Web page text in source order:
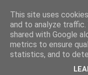
This site uses
and to analyze traffic.
shared with Google
metrics to ensure
statistics, and to